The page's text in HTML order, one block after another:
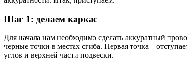
Шаг 1: делаем каркас
Для начала нам необходимо сделать аккуратный
черные точки в местах сгиба. Первая точка –
углов и верхней части подвески.